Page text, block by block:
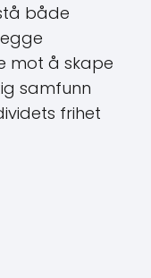
både
mot å skape
samfunn
frihet